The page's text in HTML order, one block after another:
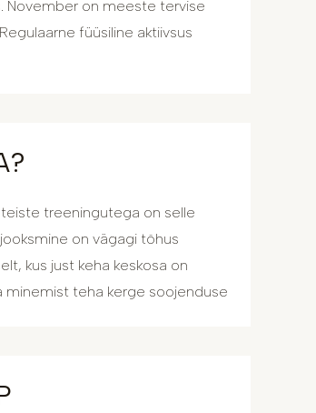
November on meeste tervise
füüsiline aktiivsus
treeningutega on selle
on vägagi tõhus
kus just keha keskosa on
minemist teha kerge soojenduse